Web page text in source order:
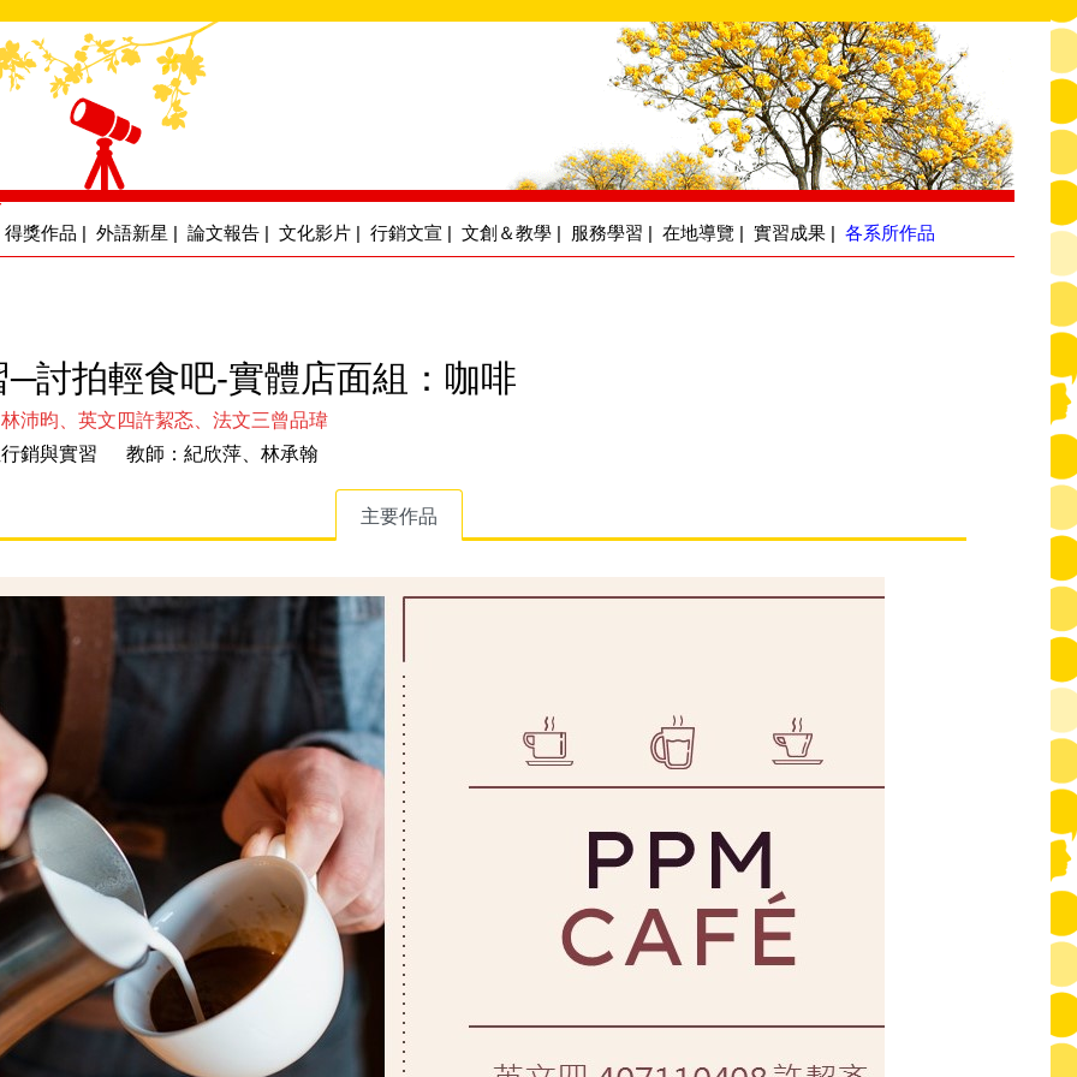
得獎作品 | 外語新星 | 論文報告 | 文化影片 | 行銷文宣 | 文創＆教學 | 服務學習 | 在地導覽 | 實習成果 | 各系所作品
─討拍輕食吧-實體店面組：咖啡
沛昀、英文四許絜忞、法文三曾品瑋
行銷與實習 教師：紀欣萍、林承翰
主要作品